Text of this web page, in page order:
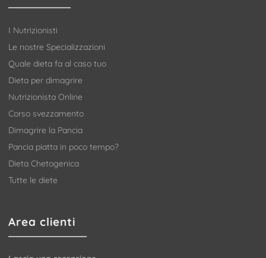
I Nutrizionisti
Le nostre Specializzazioni
Quale dieta fa al caso tuo
Dieta per dimagrire
Nutrizionista Online
Corso svezzamento
Dimagrire la Pancia
Pancia piatta in poco tempo?
Dieta Chetogenica
Tutte le diete
Area clienti